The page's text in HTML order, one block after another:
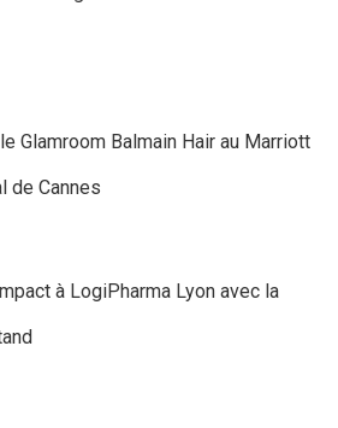
Glamroom Balmain Hair au Marriott
de Cannes
à LogiPharma Lyon avec la